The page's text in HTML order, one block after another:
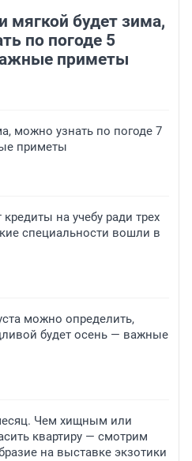
мягкой будет зима,
по погоде 5
приметы
можно узнать по погоде 7
приметы
на учебу ради трех
специальности вошли в
можно определить,
будет осень — важные
Чем хищным или
квартиру — смотрим
на выставке экзотики